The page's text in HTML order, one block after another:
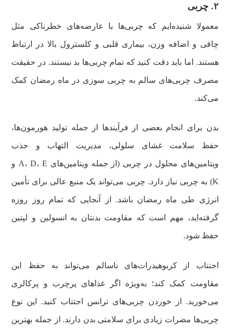
۲. چربی
معمولا شنیده‌ایم که چربی‌ها با عارضه‌های خطرناکی مثل
چاقی و اضافه وزن، بیماری قلبی و کلسترول بالا در ارتباط
هستند. اما باید دقت کنید که تمام چربی‌ها بد نیستند. در حقیقت
مصرف چربی‌های سالم به چربی سوزی در ماه رمضان کمک
می‌کند.
بدن برای انجام بعضی از فرآیندها از جمله تولید هورمون‌ها،
حفظ سلامت غشای سلولی، مدیریت التهاب و جذب
ویتامین‌های محلول در چربی (از جمله ویتامین‌های A، D، E و
K) به چربی نیاز دارد. چربی می‌تواند یک منبع عالی برای تأمین
انرژی طی ماه رمضان باشد. از آنجایی که تمام روز روزه
گرفته‌اید، مهم است که مقاومت بدنتان به انسولین و لپتین
حفظ شود.
اجتناب از کربوهیدرات‌های ناسالم می‌تواند به حفظ این
مقاومت کمک کند؛ به‌ویژه اگر غذاهای پرچرب و پرکالری
می‌خورید. از خوردن چربی‌های ترانس اجتناب کنید. این نوع
چربی‌ها مضرات زیادی برای سلامتی بدن دارند. از جمله بهترین